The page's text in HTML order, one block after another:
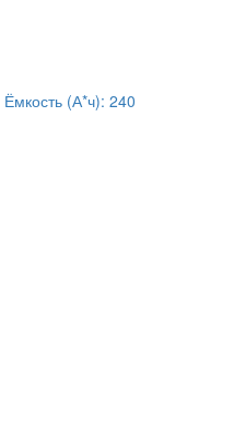
Ёмкость (А*ч): 240